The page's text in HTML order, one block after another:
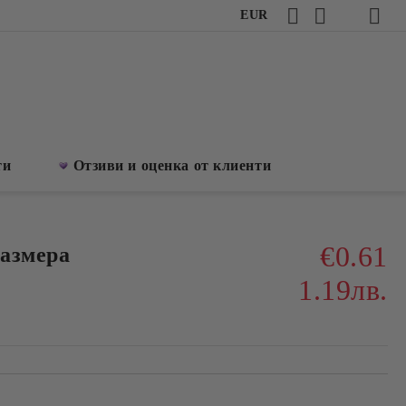
EUR
Отзиви и оценка от клиенти
€0.61
1.19лв.